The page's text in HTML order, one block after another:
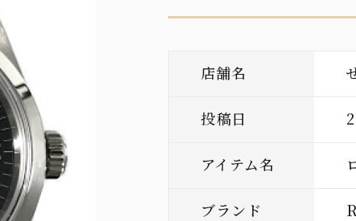
店舗名
投稿日
アイテム名
ブランド